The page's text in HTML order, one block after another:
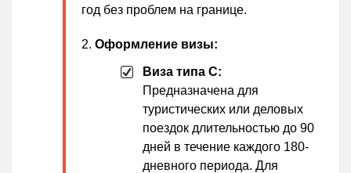
год без проблем на границе.
Оформление визы:
Виза типа C:
Предназначена для
туристических или деловых
поездок длительностью до 90
дней в течение каждого 180-
дневного периода. Для